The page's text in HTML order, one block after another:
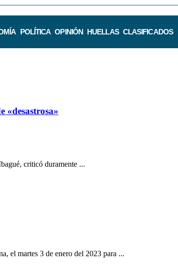
POLÍTICA OPINIÓN HUELLAS CLASIFICADOS
«desastrosa»
criticó duramente ...
el martes 3 de enero del 2023 para ...